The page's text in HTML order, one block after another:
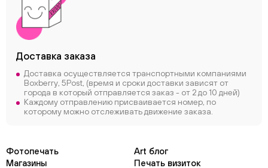
Доставка заказа
Доставка осуществляется транспортными компаниями
Boxberry, 5Post, (время и сроки доставки зависят от
города в который отправляется заказ - от 2 до 10 дней)
Каждому отправлению присваивается номер, по
которому можно отслеживать движение заказа.
Фотопечать
Art блог
Магазины
Печать визиток